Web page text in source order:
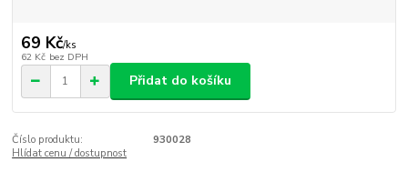
69 Kč/ks
62 Kč bez DPH
Přidat do košíku
Číslo produktu:
930028
Hlídat cenu / dostupnost